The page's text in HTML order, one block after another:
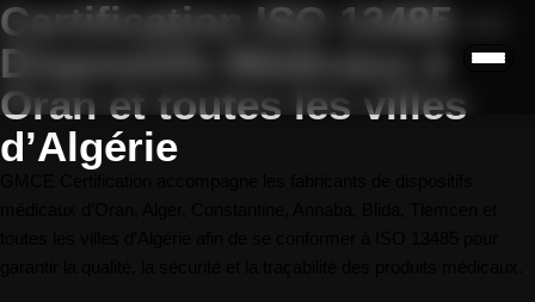
Certification ISO 13485 —
Dispositifs Médicaux à
Oran et toutes les villes
d’Algérie